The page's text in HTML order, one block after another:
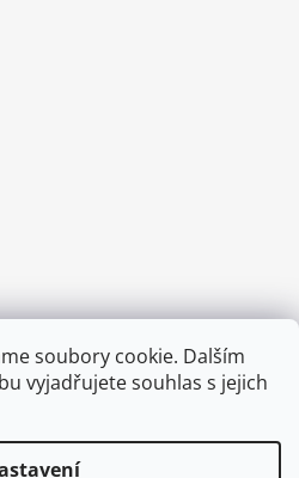
soubory cookie. Dalším
vyjadřujete souhlas s jejich
- pátek)